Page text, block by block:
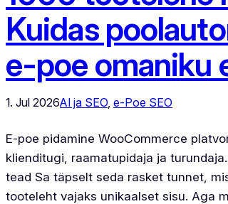
Kuidas
e-poe omaniku
1. Jul 2026AI ja SEO e-Poe SEO
E-poe pidamine WooCommerce
klienditugi, raamatupidaja ja
tead Sa täpselt seda rasket tunnet,
tooteleht vajaks unikaalset sisu. Aga